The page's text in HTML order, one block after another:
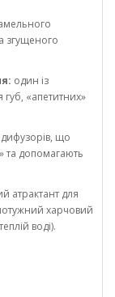
згущеного
один із
губ, «апетитних»
дифузорів, що
та допомагають
атрактант для
харчовий
воді).